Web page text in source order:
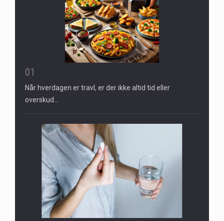
01
Når hverdagen er travl, er der ikke altid tid eller
overskud…